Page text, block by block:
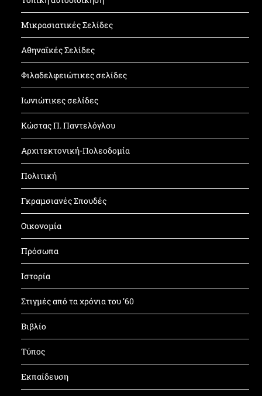
Μικρασιατικές Σελίδες
Αθηναϊκές Σελίδες
Φιλαδελφειώτικες σελίδες
Ιωνιώτικες σελίδες
Κώστας Π. Παντελόγλου
Αρχιτεκτονική-Πολεοδομία
Πολιτική
Γκραμσιανές Σπουδές
Οικονομία
Πρόσωπα
Ιστορία
Στιγμές από τα χρόνια του ’60
Βιβλίο
Τύπος
Εκπαίδευση